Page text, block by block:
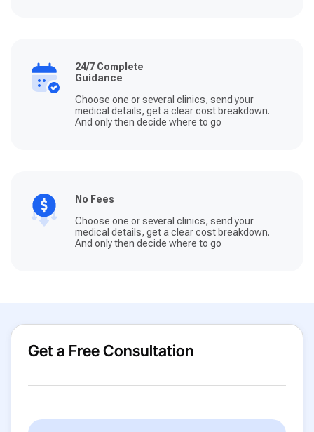
24/7 Complete
Guidance
Choose one or several clinics, send your
medical details, get a clear cost breakdown.
And only then decide where to go
No Fees
Choose one or several clinics, send your
medical details, get a clear cost breakdown.
And only then decide where to go
Get a Free Consultation